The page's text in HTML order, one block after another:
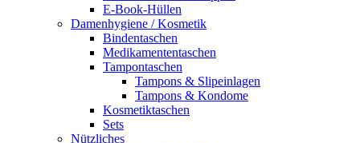
E-Book-Hüllen
Damenhygiene / Kosmetik
Bindentaschen
Medikamententaschen
Tampontaschen
Tampons & Slipeinlagen
Tampons & Kondome
Kosmetiktaschen
Sets
Nützliches